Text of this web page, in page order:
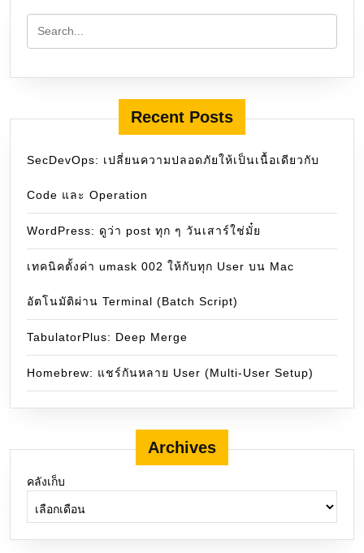
Recent Posts
SecDevOps: เปลี่ยนความปลอดภัยให้เป็นเนื้อเดียวกับ
Code และ Operation
WordPress: ดูว่า post ทุก ๆ วันเสาร์ใช่มั๋ย
เทคนิคตั้งค่า umask 002 ให้กับทุก User บน Mac
อัตโนมัติผ่าน Terminal (Batch Script)
TabulatorPlus: Deep Merge
Homebrew: แชร์กันหลาย User (Multi-User Setup)
Archives
คลังเก็บ